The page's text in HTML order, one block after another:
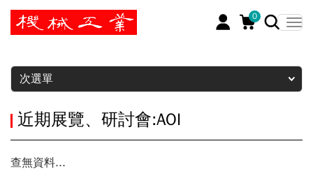
0
暫停
次選單
近期展覽、研討會:AOI
查無資料...